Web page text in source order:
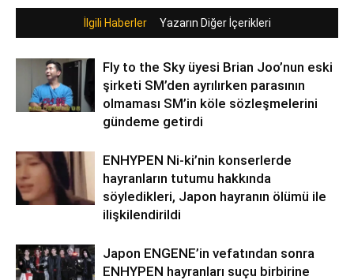
İlgili Haberler Yazarın Diğer İçerikleri
Fly to the Sky üyesi Brian Joo’nun eski
şirketi SM’den ayrılırken parasının
olmaması SM’in köle sözleşmelerini
gündeme getirdi
ENHYPEN Ni-ki’nin konserlerde
hayranların tutumu hakkında
söyledikleri, Japon hayranın ölümü ile
ilişkilendirildi
Japon ENGENE’in vefatından sonra
ENHYPEN hayranları suçu birbirine